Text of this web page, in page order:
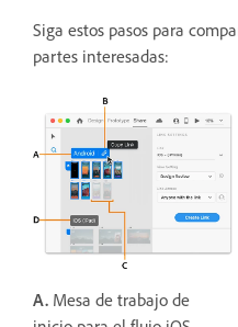
Siga estos pasos para
partes interesadas:
A. Mesa de trabajo de